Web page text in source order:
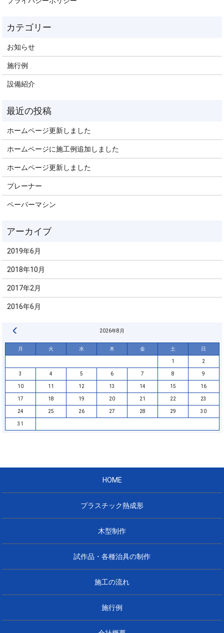
お知らせ
施行例
設備紹介
ホームページ更新しました
ホームページに施工例追加しました
ホームページ更新しました
プレーナー
ペーパーマシン
2019年6月
2018年10月
2017年2月
2016年6月
2026年8月
月 火 水 木 金 土 日
1 2
3 4 5 6 7 8 9
10 11 12 13 14 15 16
17 18 19 20 21 22 23
24 25 26 27 28 29 30
31
HOME
プラスチック熱成形
木型制作
試作品・各種治具の制作
施工の流れ
施行例